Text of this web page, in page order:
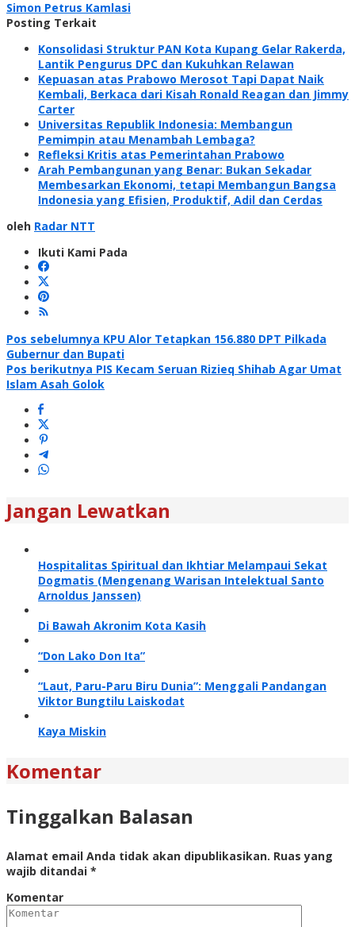
Simon Petrus Kamlasi
Posting Terkait
Konsolidasi Struktur PAN Kota Kupang Gelar Rakerda,
Lantik Pengurus DPC dan Kukuhkan Relawan
Kepuasan atas Prabowo Merosot Tapi Dapat Naik
Kembali, Berkaca dari Kisah Ronald Reagan dan Jimmy
Carter
Universitas Republik Indonesia: Membangun
Pemimpin atau Menambah Lembaga?
Refleksi Kritis atas Pemerintahan Prabowo
Arah Pembangunan yang Benar: Bukan Sekadar
Membesarkan Ekonomi, tetapi Membangun Bangsa
Indonesia yang Efisien, Produktif, Adil dan Cerdas
oleh Radar NTT
Ikuti Kami Pada
Navigasi
pos
Pos sebelumnya KPU Alor Tetapkan 156.880 DPT Pilkada
Gubernur dan Bupati
Pos berikutnya PIS Kecam Seruan Rizieq Shihab Agar Umat
Islam Asah Golok
Jangan Lewatkan
Hospitalitas Spiritual dan Ikhtiar Melampaui Sekat
Dogmatis (Mengenang Warisan Intelektual Santo
Arnoldus Janssen)
Di Bawah Akronim Kota Kasih
“Don Lako Don Ita”
“Laut, Paru-Paru Biru Dunia”: Menggali Pandangan
Viktor Bungtilu Laiskodat
Kaya Miskin
Komentar
Tinggalkan Balasan
Alamat email Anda tidak akan dipublikasikan. Ruas yang
wajib ditandai *
Komentar